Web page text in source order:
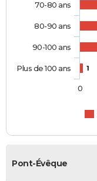
1
70-80 ans
80-90 ans
90-100 ans
Plus de 100 ans
0
Pont-Évêque